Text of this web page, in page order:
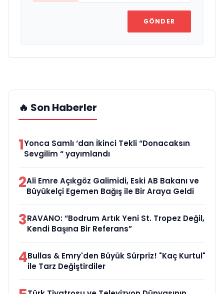
GÖNDER
🔥 Son Haberler
1Yonca Samlı ‘dan İkinci Tekli “Donacaksın
Sevgilim “ yayımlandı
2Ali Emre Açıkgöz Galimidi, Eski AB Bakanı ve
Büyükelçi Egemen Bağış ile Bir Araya Geldi
3RAVANO: “Bodrum Artık Yeni St. Tropez Değil,
Kendi Başına Bir Referans”
4Bullas & Emry'den Büyük Sürpriz! "Kaç Kurtul"
ile Tarz Değiştirdiler